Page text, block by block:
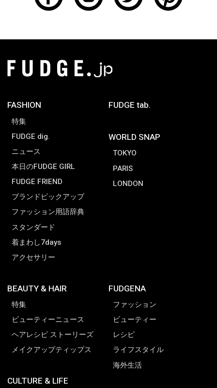
FASHION
特集
FUDGE dig.
ニュース
本日のFUDGE GIRL
FUDGE FRIEND
ブランドピックアップ
ファッション用語辞典
スタンダード
着まわし7days
アクセサリー
FUDGE tab.
WORLD SNAP
TOKYO
PARIS
LONDON
BEAUTY & HAIR
特集
ビューティーニュース
ヘアレシピ ストーリーズ
メイクアップティップス
CULTURE & LIFE
FUDGENA
ファッション
ビューティー
レシピ
ライフスタイル
海外生活